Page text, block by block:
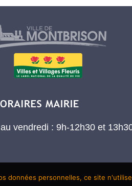
vendredi : 9h-12h30 et
données personnelles, ce site